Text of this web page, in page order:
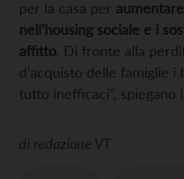
per la casa per
nell’housing sociale e i
affitto. Di fronte alla
d’acquisto delle famiglie
tutto inefficaci”, spiegano
di redazione VT